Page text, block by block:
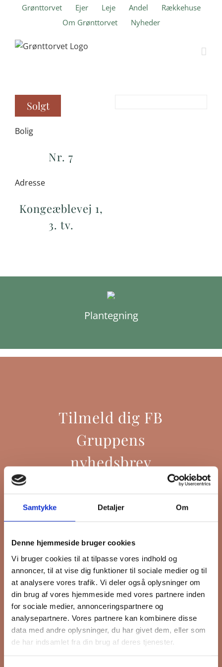
Samtykke Detaljer Om
Denne hjemmeside bruger cookies
Vi bruger cookies til at tilpasse vores indhold og
annoncer, til at vise dig funktioner til sociale medier og til
at analysere vores trafik. Vi deler også oplysninger om
din brug af vores hjemmeside med vores partnere inden
for sociale medier, annonceringspartnere og
analysepartnere. Vores partnere kan kombinere disse
data med andre oplysninger, du har givet dem, eller som
de har indsamlet fra din brug af deres tjenester.
Grønttorvet Ejer Leje Andel
Rækkehuse
Om Grønttorvet
Nyheder
Solgt
Bolig
Nr. 7
Adresse
Kongeæblevej 1,
3. tv.
Plantegning
Tilmeld dig FB
Gruppens
nyhedsbrev
Hold dig opdateret på hvad der sker
på Grønttorvet. I vores nyhedsbrev
VIP Åbent Hus, når vi sætter nye
boliger til salg eller udlejning, så du
kan komme først i køen.
* påkrævet
Fornavn
Efternavn